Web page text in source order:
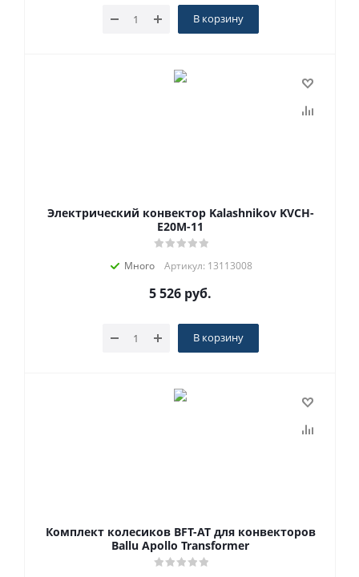
В корзину
Электрический конвектор Kalashnikov KVCH-
E20M-11
Много Артикул: 13113008
5 526 руб.
В корзину
Комплект колесиков BFT-AT для конвекторов
Ballu Apollo Transformer